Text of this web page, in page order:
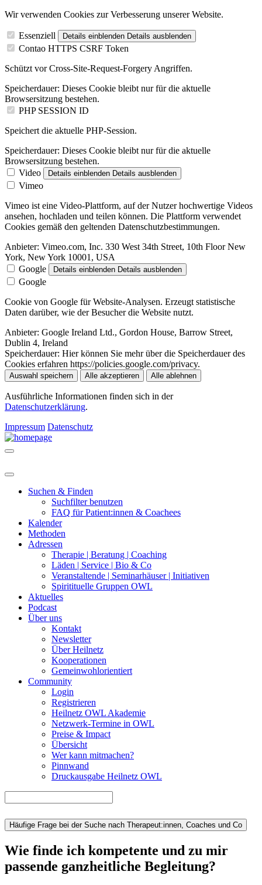
Wir verwenden Cookies zur Verbesserung unserer Website.
Essenziell Details einblenden Details ausblenden
Contao HTTPS CSRF Token
Schützt vor Cross-Site-Request-Forgery Angriffen.
Speicherdauer: Dieses Cookie bleibt nur für die aktuelle
Browsersitzung bestehen.
PHP SESSION ID
Speichert die aktuelle PHP-Session.
Speicherdauer: Dieses Cookie bleibt nur für die aktuelle
Browsersitzung bestehen.
Video
Details einblenden Details ausblenden
Vimeo
Vimeo ist eine Video-Plattform, auf der Nutzer hochwertige Videos
ansehen, hochladen und teilen können. Die Plattform verwendet
Cookies gemäß den geltenden Datenschutzbestimmungen.
Anbieter: Vimeo.com, Inc. 330 West 34th Street, 10th Floor New
York, New York 10001, USA
Google
Details einblenden Details ausblenden
Google
Cookie von Google für Website-Analysen. Erzeugt statistische
Daten darüber, wie der Besucher die Website nutzt.
Anbieter: Google Ireland Ltd., Gordon House, Barrow Street,
Dublin 4, Ireland
Speicherdauer: Hier können Sie mehr über die Speicherdauer des
Cookies erfahren https://policies.google.com/privacy.
Auswahl speichern Alle akzeptieren Alle ablehnen
Ausführliche Informationen finden sich in der
Datenschutzerklärung.
Impressum Datenschutz
Suchen & Finden
Suchfilter benutzen
FAQ für Patient:innen & Coachees
Kalender
Methoden
Adressen
Therapie | Beratung | Coaching
Läden | Service | Bio & Co
Veranstaltende | Seminarhäuser | Initiativen
Spiritituelle Gruppen OWL
Aktuelles
Podcast
Über uns
Kontakt
Newsletter
Über Heilnetz
Kooperationen
Gemeinwohlorientiert
Community
Login
Registrieren
Heilnetz OWL Akademie
Netzwerk-Termine in OWL
Preise & Impact
Übersicht
Wer kann mitmachen?
Pinnwand
Druckausgabe Heilnetz OWL
Häufige Frage bei der Suche nach Therapeut:innen, Coaches und Co
Wie finde ich kompetente und zu mir
passende ganzheitliche Begleitung?